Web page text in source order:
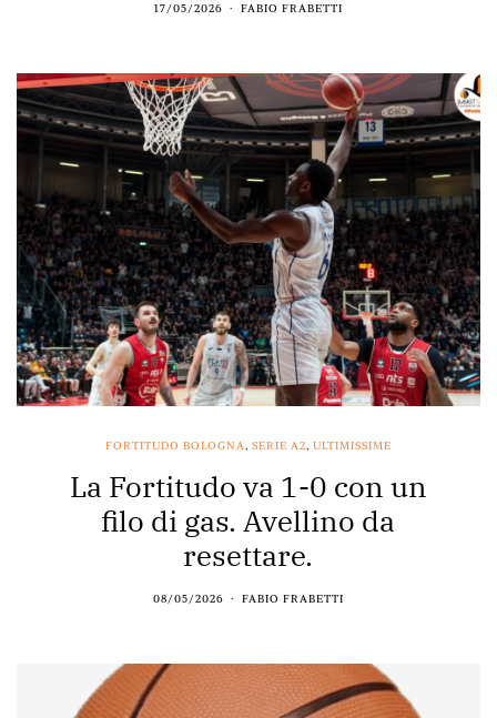
17/05/2026 FABIO FRABETTI
FORTITUDO BOLOGNA, SERIE A2, ULTIMISSIME
La Fortitudo va 1-0 con un
filo di gas. Avellino da
resettare.
08/05/2026 FABIO FRABETTI